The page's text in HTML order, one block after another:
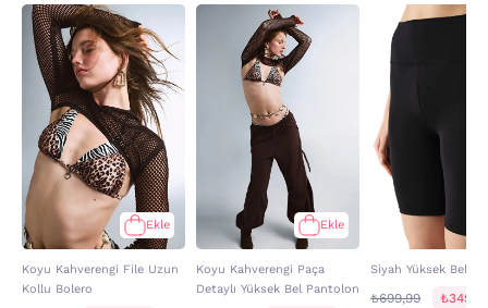
Ekle
Koyu Kahverengi File Uzun
Kollu Bolero
Ekle
Koyu Kahverengi Paça
Detaylı Yüksek Bel Pantolon
Siyah Yüksek Bel
₺699,99